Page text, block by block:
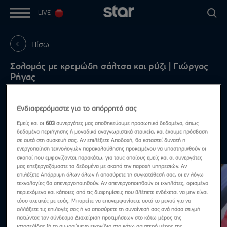
LIVE
Πίσω
Σολομός με κρεμώδη σάλτσα και ρύζι | Γιώργος
Ρήγας
Συνταγές Δες τα όλα
Ενδιαφερόμαστε για το απόρρητό σας
Εμείς και οι603 συνεργάτες μας αποθηκεύουμε προσωπικά δεδομένα, όπως
δεδομένα περιήγησης ή μοναδικά αναγνωριστικά στοιχεία, και έχουμε πρόσβαση
σε αυτά στη συσκευή σας. Αν επιλέξετε Αποδοχή, θα καταστεί δυνατή η
ενεργοποίηση τεχνολογιών παρακολούθησης προκειμένου να υποστηριχθούν οι
σκοποί που εμφανίζονται παρακάτω, για τους οποίους εμείς και οι συνεργάτες
μας επεξεργαζόμαστε τα δεδομένα με σκοπό την παροχή υπηρεσιών. Αν
επιλέξετε Απόρριψη όλων όλων ή αποσύρετε τη συγκατάθεσή σας, οι εν λόγω
τεχνολογίες θα απενεργοποιηθούν. Αν απενεργοποιηθούν οι ιχνηλάτες, ορισμένο
περιεχόμενο και κάποιες από τις διαφημίσεις που βλέπετε ενδέχεται να μην είναι
τόσο σχετικές με εσάς. Μπορείτε να επανεμφανίσετε αυτό το μενού για να
αλλάξετε τις επιλογές σας ή να αποσύρετε τη συναίνεσή σας ανά πάσα στιγμή
πατώντας τον σύνδεσμο Διαχείριση προτιμήσεων στο κάτω μέρος της